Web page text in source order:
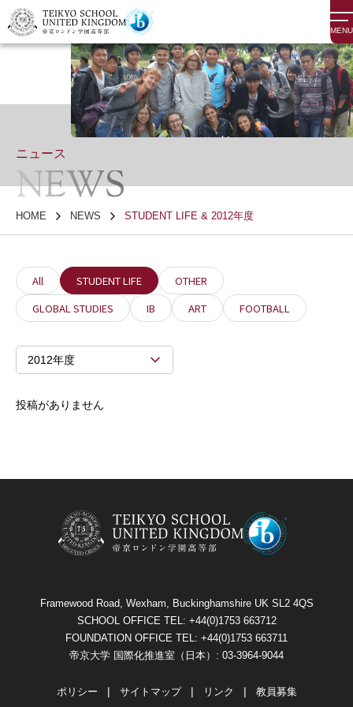
MENU
ニュース
NEWS
HOME NEWS STUDENT LIFE & 2012年度
All STUDENT LIFE
OTHER
GLOBAL STUDIES
IB ART FOOTBALL
2012年度
投稿がありません
Framewood Road, Wexham, Buckinghamshire UK SL2 4QS
SCHOOL OFFICE TEL: +44(0)1753 663712
FOUNDATION OFFICE TEL: +44(0)1753 663711
帝京大学 国際化推進室（日本）: 03-3964-9044
ポリシー サイトマップ リンク 教員募集